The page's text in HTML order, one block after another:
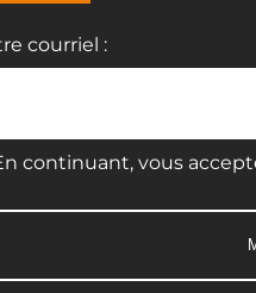
courriel :
continuant, vous